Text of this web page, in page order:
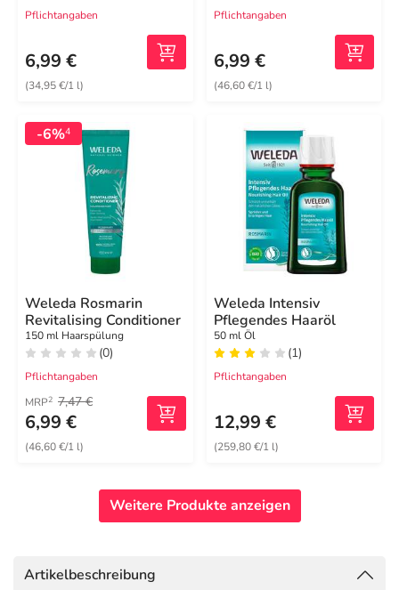
Pflichtangaben
6,99 €
(34,95 €/1 l)
Pflichtangaben
6,99 €
(46,60 €/1 l)
-6%4
Weleda Rosmarin
Revitalising Conditioner
150 ml Haarspülung
(0)
Pflichtangaben
MRP2 7,47 €
6,99 €
(46,60 €/1 l)
Weleda Intensiv
Pflegendes Haaröl
50 ml Öl
(1)
Pflichtangaben
12,99 €
(259,80 €/1 l)
Weitere Produkte anzeigen
Artikelbeschreibung